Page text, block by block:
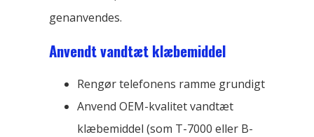
genanvendes.
Anvendt vandtæt klæbemiddel
Rengør telefonens ramme grundigt
Anvend OEM-kvalitet vandtæt
klæbemiddel (som T-7000 eller B-